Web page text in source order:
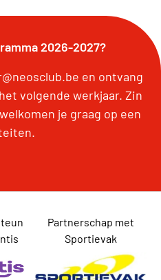
2026-2027?
en ontvang
volgende werkjaar. Zin
je graag op een
Partnerschap met
Sportievak